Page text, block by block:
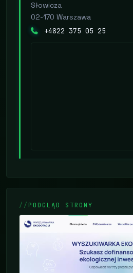
Słowicza
02-170 Warszawa
+4822 375 05 25
PODGLĄD STRONY